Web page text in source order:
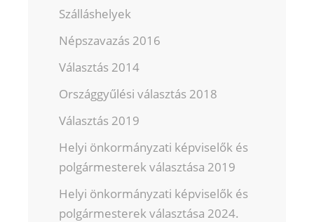
Szálláshelyek
Népszavazás 2016
Választás 2014
Országgyűlési választás 2018
Választás 2019
Helyi önkormányzati képviselők és
polgármesterek választása 2019
Helyi önkormányzati képviselők és
polgármesterek választása 2024.